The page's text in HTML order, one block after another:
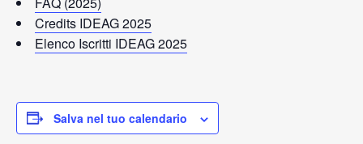
Credits IDEAG 2025
Elenco Iscritti IDEAG 2025
Salva nel tuo calendario